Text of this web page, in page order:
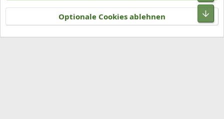
Hilfe und Impressum
R
S
S
Community platform by XenForo® © 2010-2026 XenForo Ltd.
Optionale Cookies ablehnen